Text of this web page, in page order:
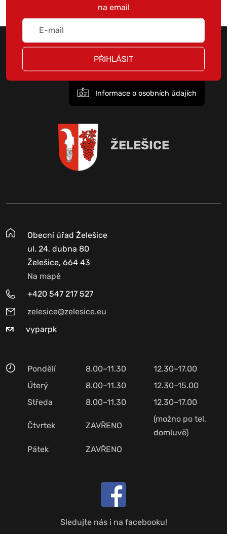
na email
PŘIHLÁSIT
Informace o osobních údajích
ŽELEŠICE
Obecní úřad Želešice
ul. 24. dubna 80
Želešice, 664 43
Na mapě
+420 547 217 527
zelesice@zelesice.eu
vyparpk
Pondělí 8.00–11.30
12.30–17.00
Úterý
8.00–11.30
12.30–15.00
Středa
8.00–11.30 12.30–17.00
Čtvrtek ZAVŘENO
(možno po tel.
domluvě)
Pátek
ZAVŘENO
Sledujte nás i na facebooku!